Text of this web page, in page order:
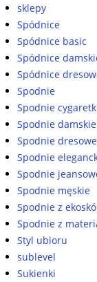
sklepy
Spódnice
Spódnice basic
Spódnice
Spódnice
Spodnie
Spodnie
Spodnie damskie
Spodnie dresowe
Spodnie
Spodnie
Spodnie męskie
Spodnie z
Spodnie z
Styl ubioru
sublevel
Sukienki